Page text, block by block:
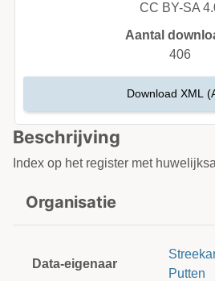
Beschrijving
Index op het register met
Organisatie
Data-eigenaar
Putten
CC BY-SA
Aantal
406
Download XML